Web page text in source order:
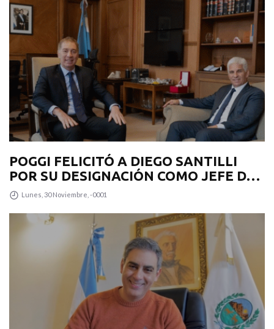
POGGI FELICITÓ A DIEGO SANTILLI
POR SU DESIGNACIÓN COMO JEFE DE
GABINETE
Lunes, 30 Noviembre, -0001